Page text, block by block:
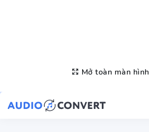
Mở toàn màn hình